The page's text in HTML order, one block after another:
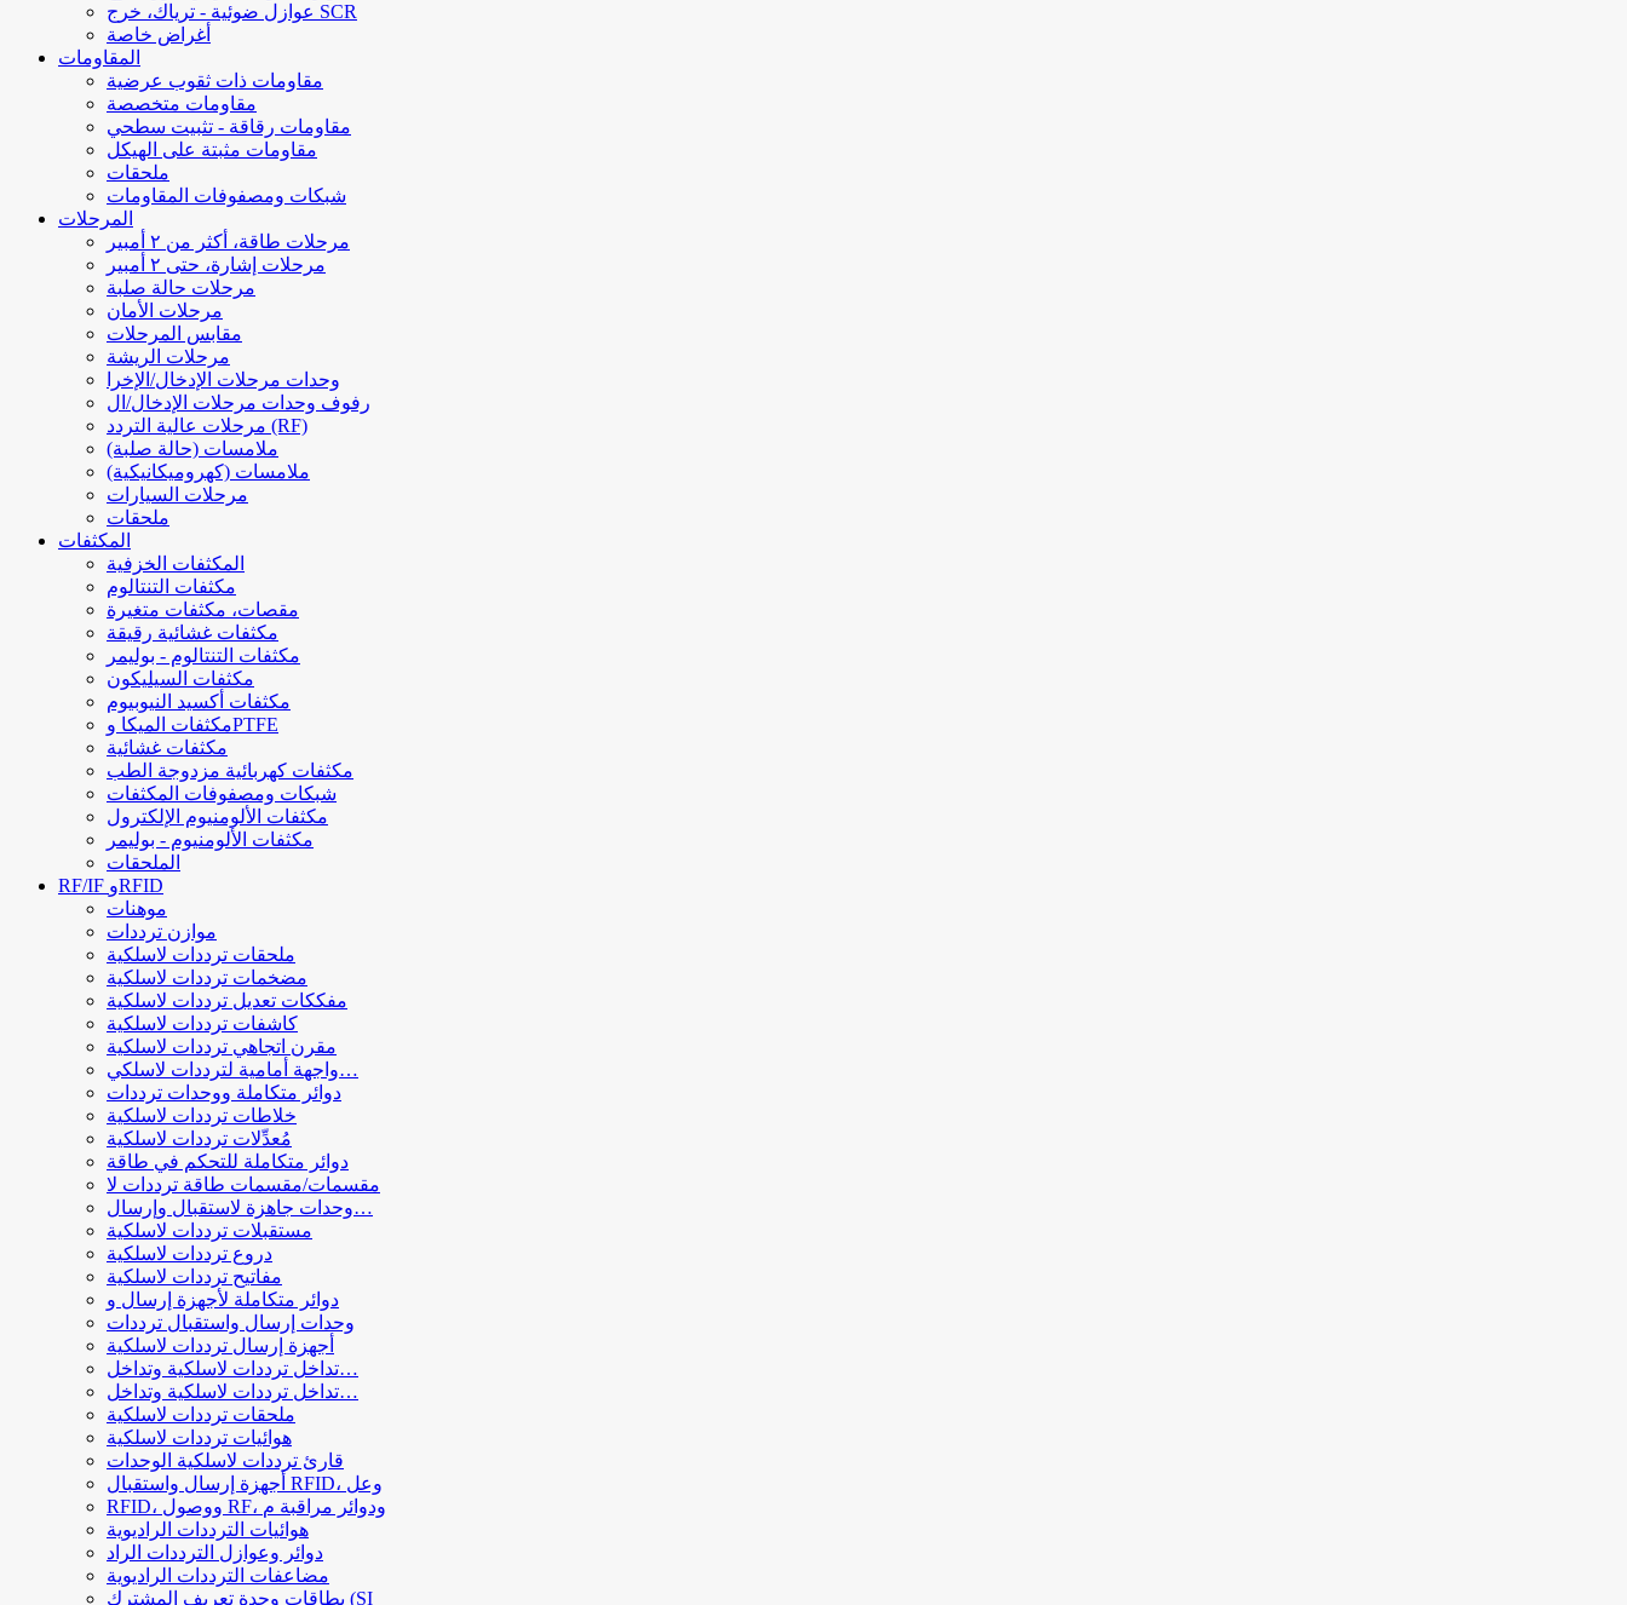
عوازل ضوئية - ترياك، خرج SCR
أغراض خاصة
المقاومات
مقاومات ذات ثقوب عرضية
مقاومات متخصصة
مقاومات رقاقة - تثبيت سطحي
مقاومات مثبتة على الهيكل
ملحقات
شبكات ومصفوفات المقاومات
المرحلات
مرحلات طاقة، أكثر من ٢ أمبير
مرحلات إشارة، حتى ٢ أمبير
مرحلات حالة صلبة
مرحلات الأمان
مقابس المرحلات
مرحلات الريشة
وحدات مرحلات الإدخال/الإخرا
رفوف وحدات مرحلات الإدخال/ال
مرحلات عالية التردد (RF)
ملامسات (حالة صلبة)
ملامسات (كهروميكانيكية)
مرحلات السيارات
ملحقات
المكثفات
المكثفات الخزفية
مكثفات التنتالوم
مقصات، مكثفات متغيرة
مكثفات غشائية رقيقة
مكثفات التنتالوم - بوليمر
مكثفات السيليكون
مكثفات أكسيد النيوبيوم
مكثفات الميكا وPTFE
مكثفات غشائية
مكثفات كهربائية مزدوجة الطب
شبكات ومصفوفات المكثفات
مكثفات الألومنيوم الإلكترول
مكثفات الألومنيوم - بوليمر
الملحقات
RF/IF وRFID
موهنات
موازن ترددات
ملحقات ترددات لاسلكية
مضخمات ترددات لاسلكية
مفككات تعديل ترددات لاسلكية
كاشفات ترددات لاسلكية
مقرن اتجاهي ترددات لاسلكية
واجهة أمامية لترددات لاسلكي…
دوائر متكاملة ووحدات ترددات
خلاطات ترددات لاسلكية
مُعدِّلات ترددات لاسلكية
دوائر متكاملة للتحكم في طاقة
مقسمات/مقسمات طاقة ترددات لا
وحدات جاهزة لاستقبال وإرسال…
مستقبلات ترددات لاسلكية
دروع ترددات لاسلكية
مفاتيح ترددات لاسلكية
دوائر متكاملة لأجهزة إرسال و
وحدات إرسال واستقبال ترددات
أجهزة إرسال ترددات لاسلكية
تداخل ترددات لاسلكية وتداخل…
تداخل ترددات لاسلكية وتداخل…
ملحقات ترددات لاسلكية
هوائيات ترددات لاسلكية
قارئ ترددات لاسلكية الوحدات
أجهزة إرسال واستقبال RFID، وعل
RFID، ووصول RF، ودوائر مراقبة م
هوائيات الترددات الراديوية
دوائر وعوازل الترددات الراد
مضاعفات الترددات الراديوية
بطاقات وحدة تعريف المشترك (SI